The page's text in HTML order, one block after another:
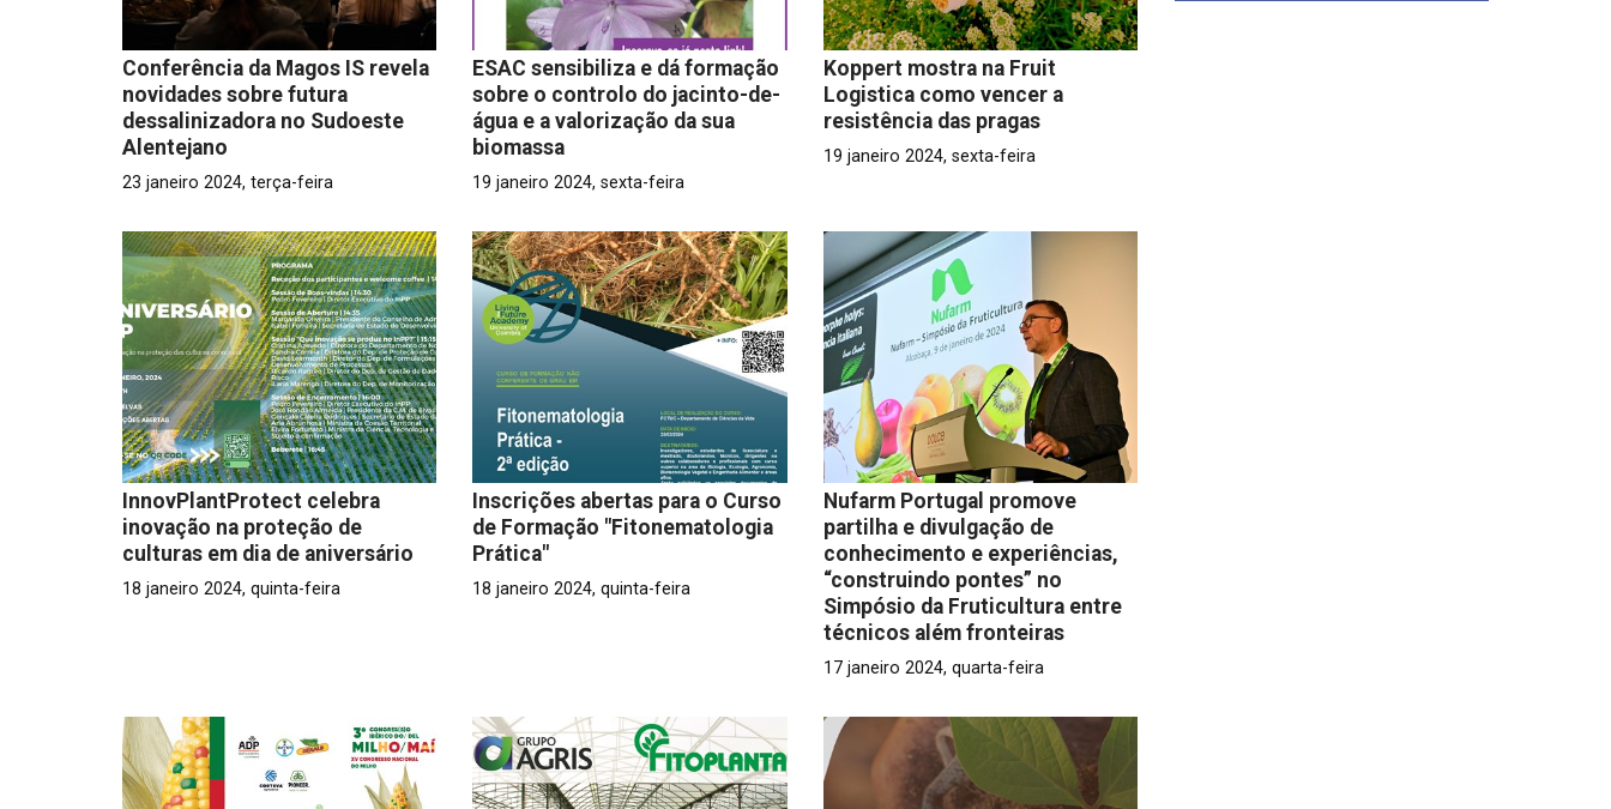
Conferência da Magos IS revela
novidades sobre futura
dessalinizadora no Sudoeste
Alentejano
23 janeiro 2024, terça-feira
ESAC sensibiliza e dá formação
sobre o controlo do jacinto-de-
água e a valorização da sua
biomassa
19 janeiro 2024, sexta-feira
Koppert mostra na Fruit
Logistica como vencer a
resistência das pragas
19 janeiro 2024, sexta-feira
InnovPlantProtect celebra
inovação na proteção de
culturas em dia de aniversário
18 janeiro 2024, quinta-feira
Inscrições abertas para o Curso
de Formação "Fitonematologia
Prática"
18 janeiro 2024, quinta-feira
Nufarm Portugal promove
partilha e divulgação de
conhecimento e experiências,
“construindo pontes” no
Simpósio da Fruticultura entre
técnicos além fronteiras
17 janeiro 2024, quarta-feira